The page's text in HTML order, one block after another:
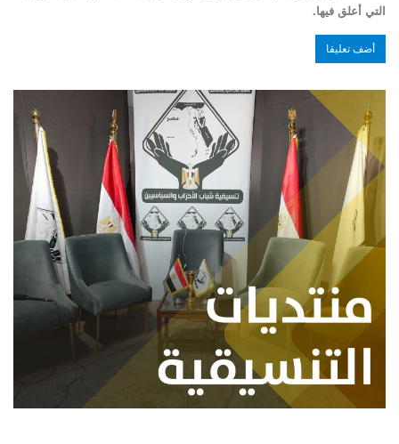
التي أعلق فيها.